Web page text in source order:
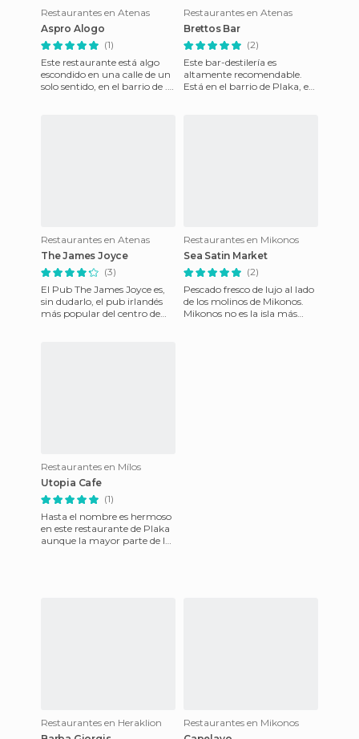
Restaurantes en Atenas
Aspro Alogo
(1)
Este restaurante está algo
escondido en una calle de un
solo sentido, en el barrio de .
Restaurantes en Atenas
Brettos Bar
(2)
Este bar-destilería es
altamente recomendable.
Está en el barrio de Plaka, en
Restaurantes en Atenas
The James Joyce
(3)
El Pub The James Joyce es,
sin dudarlo, el pub irlandés
más popular del centro de
Restaurantes en Mikonos
Sea Satin Market
(2)
Pescado fresco de lujo al lado
de los molinos de Mikonos.
Mikonos no es la isla más
Restaurantes en Mílos
Utopia Cafe
(1)
Hasta el nombre es hermoso
en este restaurante de Plaka
aunque la mayor parte de la
Restaurantes en Heraklion
Restaurantes en Mikonos